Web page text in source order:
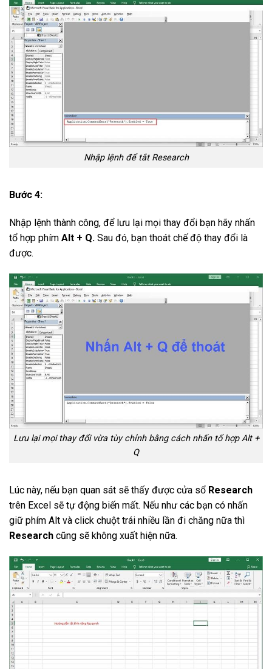
Nhập lệnh để tắt Research
Bước 4:
Nhập lệnh thành công, để lưu lại mọi thay đổi bạn hãy nhấn
tổ hợp phím Alt + Q. Sau đó, bạn thoát chế độ thay đổi là
được.
Lưu lại mọi thay đổi vừa tùy chỉnh bằng cách nhấn tổ hợp Alt +
Q
Lúc này, nếu bạn quan sát sẽ thấy được cửa sổ Research
trên Excel sẽ tự động biến mất. Nếu như các bạn có nhấn
giữ phím Alt và click chuột trái nhiều lần đi chăng nữa thì
Research cũng sẽ không xuất hiện nữa.